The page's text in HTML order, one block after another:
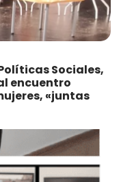
Sociales,
encuentro
«juntas